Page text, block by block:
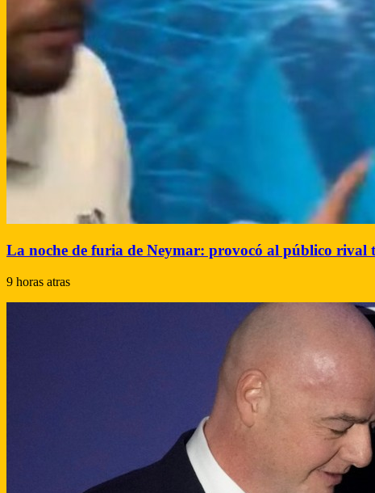
La noche de furia de Neymar: provocó al público rival
9 horas atras